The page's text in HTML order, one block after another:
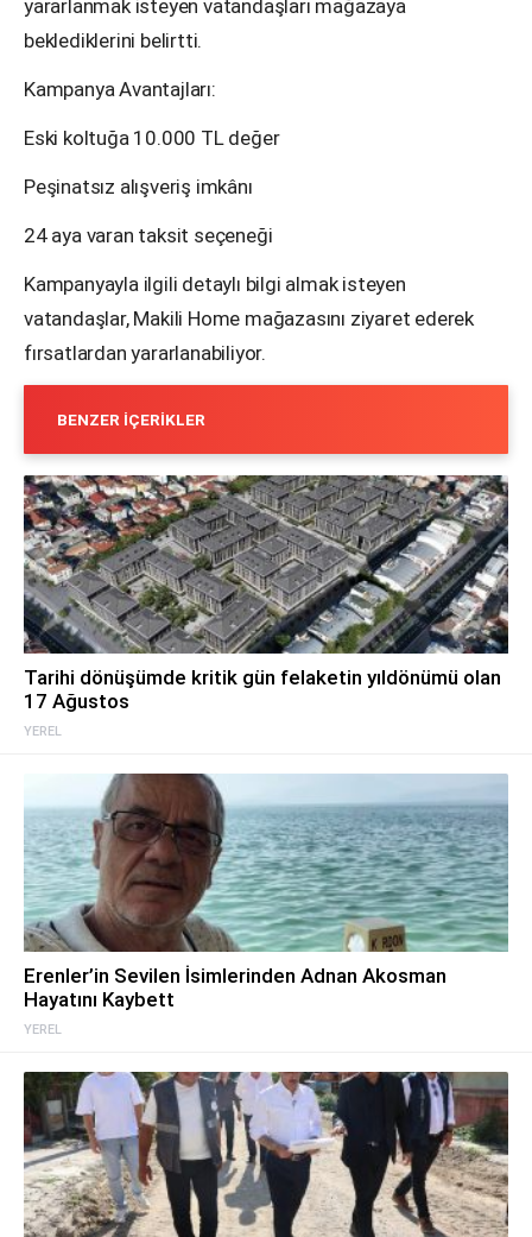
yararlanmak isteyen vatandaşları mağazaya
beklediklerini belirtti.
Kampanya Avantajları:
Eski koltuğa 10.000 TL değer
Peşinatsız alışveriş imkânı
24 aya varan taksit seçeneği
Kampanyayla ilgili detaylı bilgi almak isteyen
vatandaşlar, Makili Home mağazasını ziyaret ederek
fırsatlardan yararlanabiliyor.
BENZER İÇERIKLER
YEREL
Tarihi dönüşümde kritik gün felaketin yıldönümü olan
17 Ağustos
YEREL
Erenler’in Sevilen İsimlerinden Adnan Akosman
Hayatını Kaybett